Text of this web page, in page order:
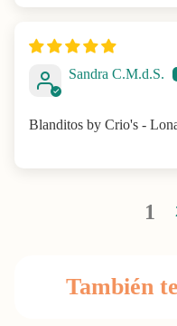
Sandra C.M.d.S.
Blanditos by Crio's -
1
También